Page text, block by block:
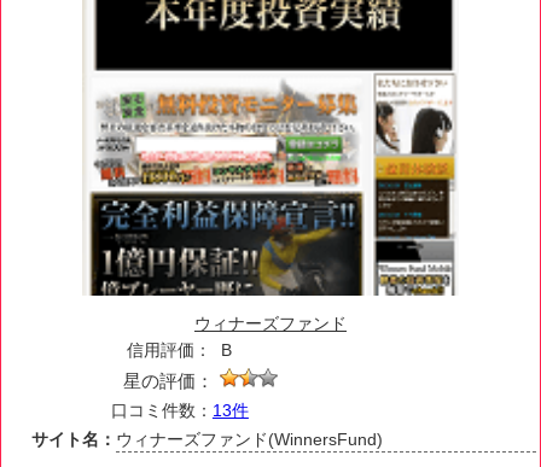
ウィナーズファンド
信用評価：
B
星の評価：
口コミ件数： 13件
サイト名： ウィナーズファンド(WinnersFund)